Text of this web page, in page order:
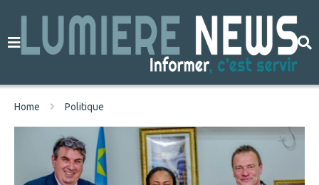
Home Politique